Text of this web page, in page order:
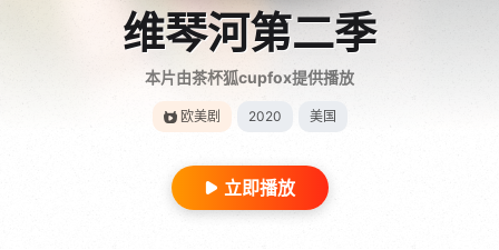
维琴河第二季
本片由茶杯狐cupfox提供播放
欧美剧 2020 美国
立即播放